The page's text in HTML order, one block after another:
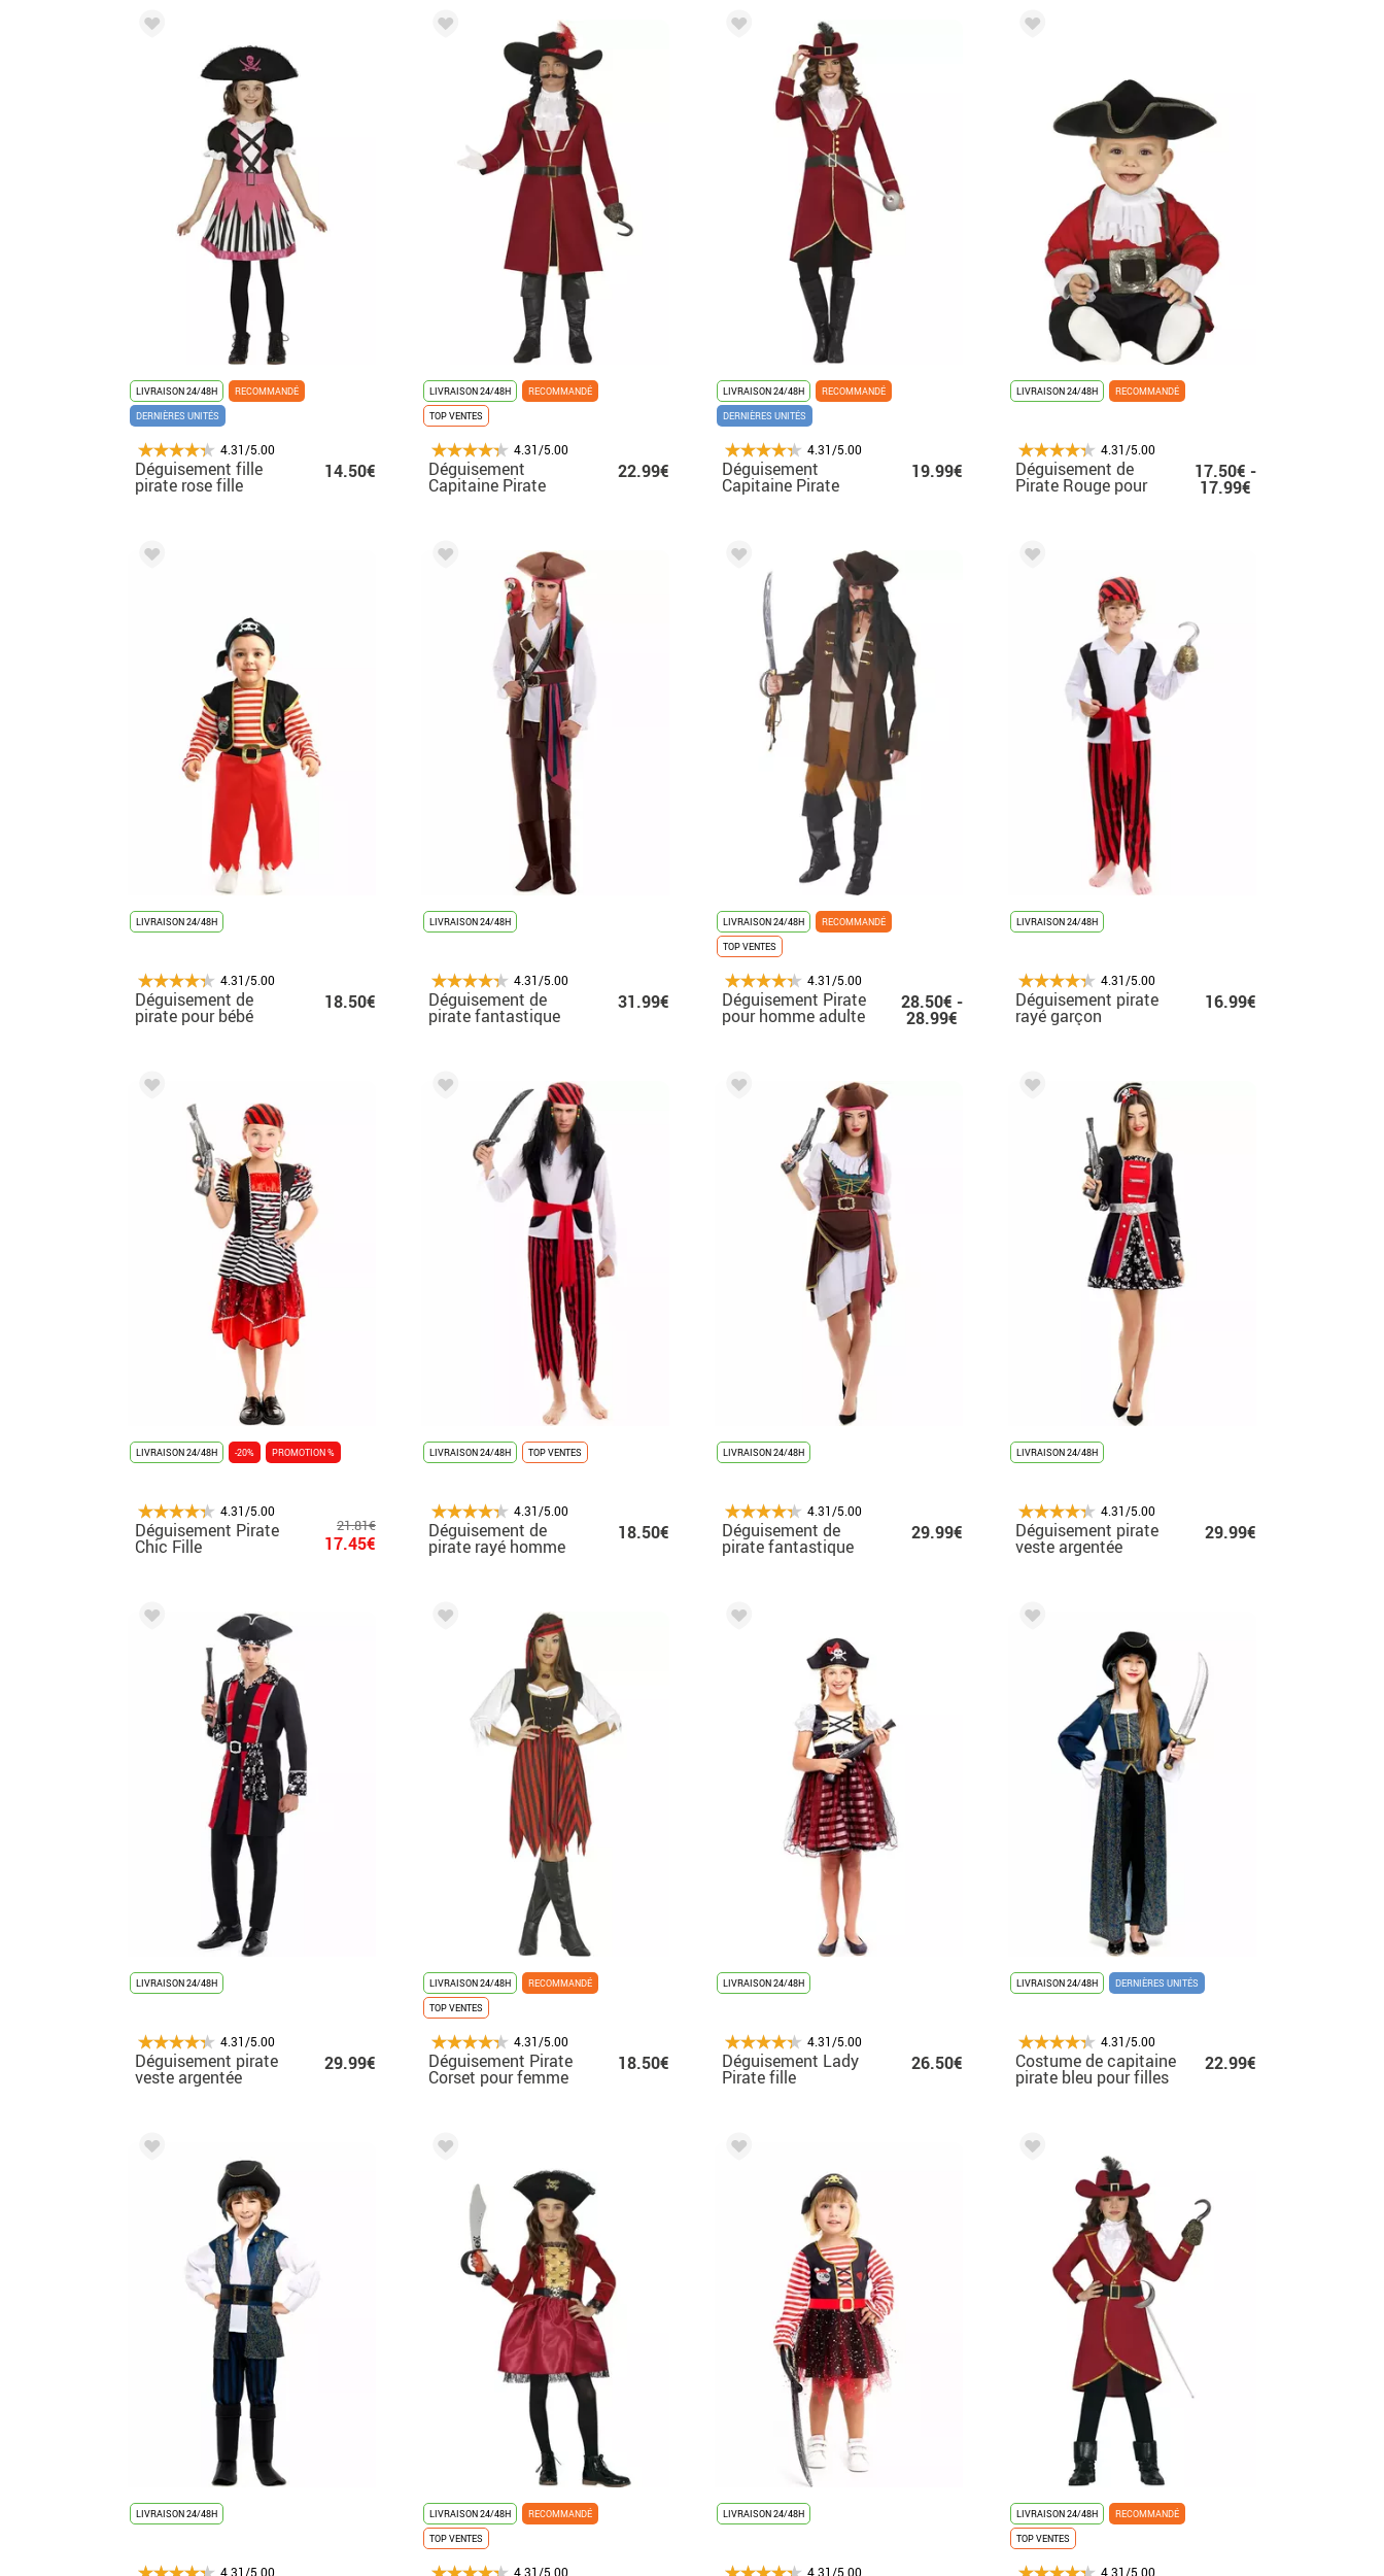
LIVRAISON 24/48H
RECOMMANDÉ
DERNIÈRES UNITÉS
4.31/5.00
Déguisement fille
pirate rose fille
14.50€
LIVRAISON 24/48H
RECOMMANDÉ
TOP VENTES
4.31/5.00
Déguisement
Capitaine Pirate
Corsaire Homme
22.99€
LIVRAISON 24/48H
RECOMMANDÉ
DERNIÈRES UNITÉS
4.31/5.00
Déguisement
Capitaine Pirate
Corsaire Femme
19.99€
LIVRAISON 24/48H RECOMMANDÉ
4.31/5.00
Déguisement de
Pirate Rouge pour
17.50€ -
17.99€
LIVRAISON 24/48H
4.31/5.00
Déguisement de
pirate pour bébé
18.50€
LIVRAISON 24/48H
4.31/5.00
Déguisement de
pirate fantastique
pour homme
31.99€
LIVRAISON 24/48H
RECOMMANDÉ
TOP VENTES
4.31/5.00
Déguisement Pirate
pour homme adulte
28.50€ -
28.99€
LIVRAISON 24/48H
4.31/5.00
Déguisement pirate
rayé garçon
16.99€
LIVRAISON 24/48H -20% PROMOTION %
4.31/5.00
Déguisement Pirate
Chic Fille
21.81€
17.45€
LIVRAISON 24/48H TOP VENTES
4.31/5.00
Déguisement de
pirate rayé homme
18.50€
LIVRAISON 24/48H
4.31/5.00
Déguisement de
pirate fantastique
pour femme
29.99€
LIVRAISON 24/48H
4.31/5.00
Déguisement pirate
veste argentée
29.99€
LIVRAISON 24/48H
4.31/5.00
Déguisement pirate
veste argentée
29.99€
LIVRAISON 24/48H
RECOMMANDÉ
TOP VENTES
4.31/5.00
Déguisement Pirate
Corset pour femme
18.50€
LIVRAISON 24/48H
4.31/5.00
Déguisement Lady
Pirate fille
26.50€
LIVRAISON 24/48H DERNIÈRES UNITÉS
4.31/5.00
Costume de capitaine
pirate bleu pour filles
22.99€
LIVRAISON 24/48H
4.31/5.00
LIVRAISON 24/48H
RECOMMANDÉ
TOP VENTES
4.31/5.00
LIVRAISON 24/48H
4.31/5.00
LIVRAISON 24/48H
RECOMMANDÉ
TOP VENTES
4.31/5.00